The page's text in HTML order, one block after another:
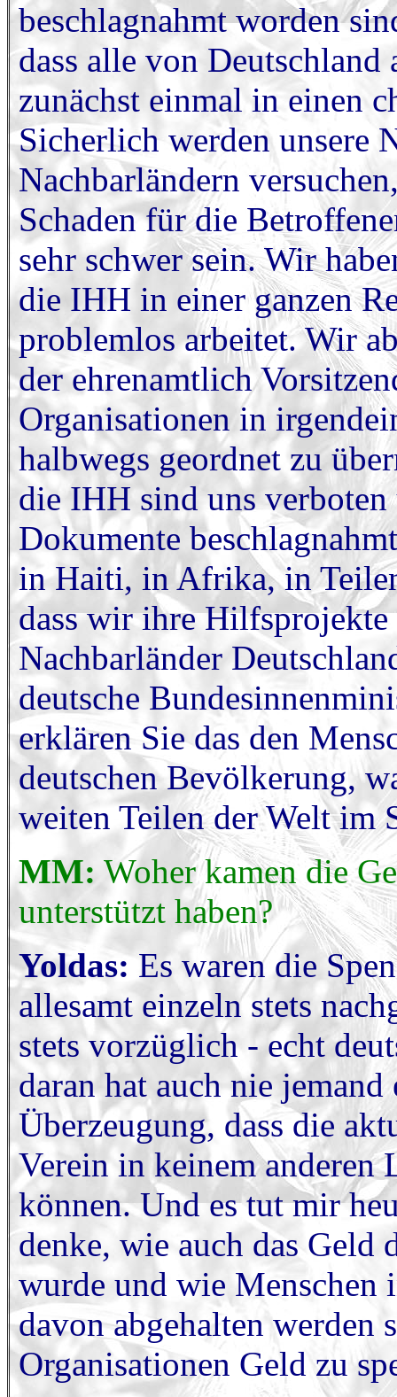
beschlagnahmt worden
dass alle von
zunächst einmal in einen
Sicherlich werden unsere
Nachbarländern
Schaden für die
sehr schwer sein. Wir
die IHH in einer ganzen
problemlos arbeitet. Wir
der ehrenamtlich
Organisationen in
halbwegs geordnet zu
die IHH sind uns
Dokumente
in Haiti, in Afrika, in
dass wir ihre
Nachbarländer
deutsche
erklären Sie das den
deutschen Bevölkerung,
weiten Teilen der Welt im
MM: Woher kamen die
unterstützt haben?
Yoldas:Es waren die
allesamt einzeln stets
stets vorzüglich - echt
daran hat auch nie
Überzeugung, dass die
Verein in keinem anderen
können. Und es tut mir
denke, wie auch das Geld
wurde und wie
davon abgehalten werden
Organisationen Geld zu